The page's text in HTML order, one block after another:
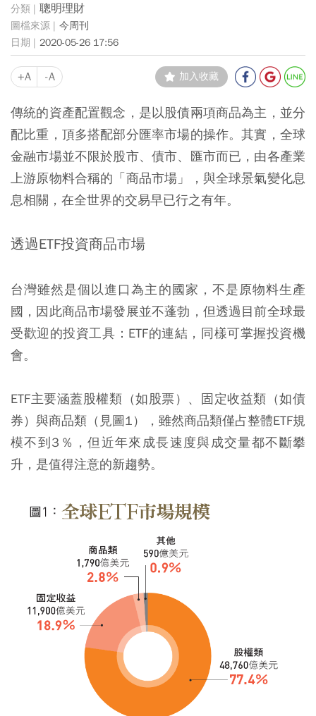
聰明理財
今周刊
2020-05-26 17:56
+A -A 加入收藏
傳統的資產配置觀念，是以股債兩項商品為主，並分
配比重，頂多搭配部分匯率市場的操作。其實，全球
金融市場並不限於股市、債市、匯市而已，由各產業
上游原物料合稱的「商品市場」，與全球景氣變化息
息相關，在全世界的交易早已行之有年。
透過ETF投資商品市場
台灣雖然是個以進口為主的國家，不是原物料生產
國，因此商品市場發展並不蓬勃，但透過目前全球最
受歡迎的投資工具：ETF的連結，同樣可掌握投資機
會。
ETF主要涵蓋股權類（如股票）、固定收益類（如債
券）與商品類（見圖1），雖然商品類僅占整體ETF規
模不到3％，但近年來成長速度與成交量都不斷攀
升，是值得注意的新趨勢。